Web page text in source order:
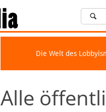
Die Welt des
Alle